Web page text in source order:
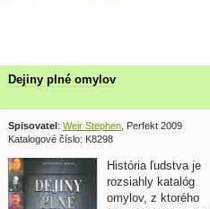
Dejiny plné omylov
Spisovatel: Weir Stephen , Perfekt 2009
Katalogové číslo: K8298
História ľudstva je
rozsiahly katalóg
omylov, z ktorého